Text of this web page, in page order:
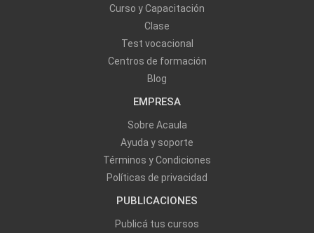
Curso y Capacitación
Clase
Test vocacional
Centros de formación
Blog
EMPRESA
Sobre Acaula
Ayuda y soporte
Términos y Condiciones
Políticas de privacidad
PUBLICACIONES
Publicá tus cursos